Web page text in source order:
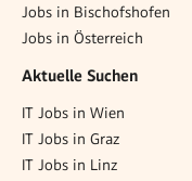
Jobs in Bischofshofen
Jobs in Österreich
Aktuelle Suchen
IT Jobs in Wien
IT Jobs in Graz
IT Jobs in Linz